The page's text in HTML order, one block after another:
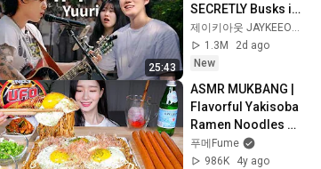
25:43
SECRETLY Busks in
Hongdae (ft. Yuuri)
| JAYKEEOUT
제이키아웃 JAYKEEOUT and 優里ちゃんねる【公式】
1.3M
2d ago
New
ASMR MUKBANG |
Flavorful Yakisoba
Ramen Noodles ★
Long Sausage &
Pa-Kimchi &
푸메Fume
986K
4y ago